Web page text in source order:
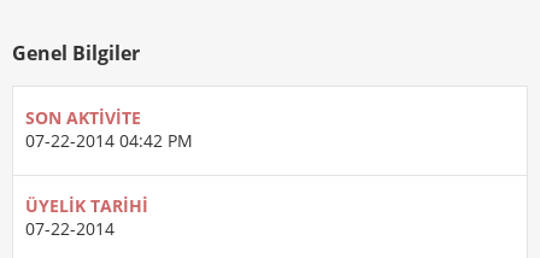
Genel Bilgiler
SON AKTIVITE
07-22-2014 04:42 PM
ÜYELIK TARIHI
07-22-2014